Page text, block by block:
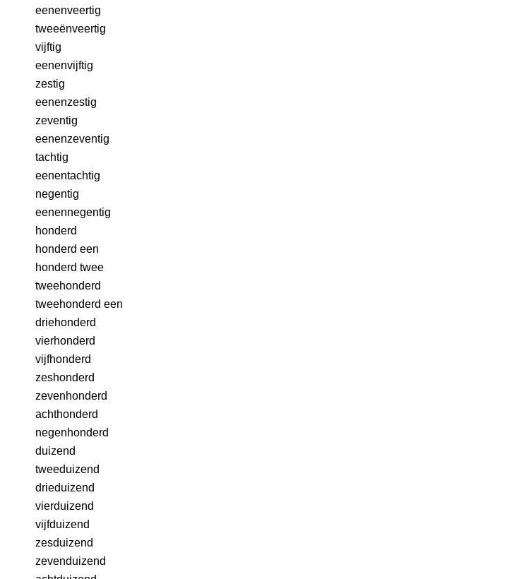
eenenveertig
tweeënveertig
vijftig
eenenvijftig
zestig
eenenzestig
zeventig
eenenzeventig
tachtig
eenentachtig
negentig
eenennegentig
honderd
honderd een
honderd twee
tweehonderd
tweehonderd een
driehonderd
vierhonderd
vijfhonderd
zeshonderd
zevenhonderd
achthonderd
negenhonderd
duizend
tweeduizend
drieduizend
vierduizend
vijfduizend
zesduizend
zevenduizend